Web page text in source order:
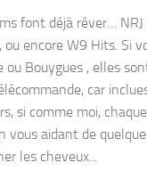
font déjà rêver… NRJ
ou encore W9 Hits. Si
ou Bouygues , elles
car
si comme moi,
vous aidant de
les cheveux...